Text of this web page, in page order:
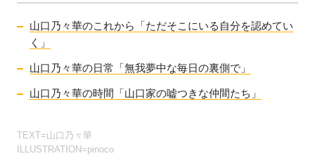
山口乃々華のこれから「ただそこにいる自分を認めてい
く」
山口乃々華の日常「無我夢中な毎日の裏側で」
山口乃々華の時間「山口家の嘘つきな仲間たち」
TEXT=山口乃々華
ILLUSTRATION=pinoco